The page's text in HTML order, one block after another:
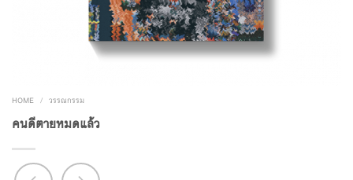
HOME / วรรณกรรม
คนดีตายหมดแล้ว